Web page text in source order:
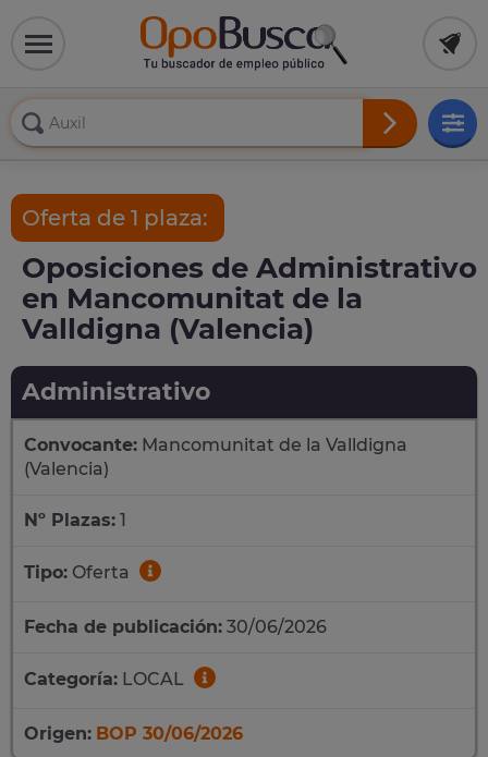
Oferta de 1 plaza:
Oposiciones de Administrativo
en Mancomunitat de la
Valldigna (Valencia)
Administrativo
Convocante: Mancomunitat de la Valldigna
(Valencia)
Nº Plazas: 1
Tipo: Oferta
Fecha de publicación: 30/06/2026
Categoría: LOCAL
Origen: BOP 30/06/2026